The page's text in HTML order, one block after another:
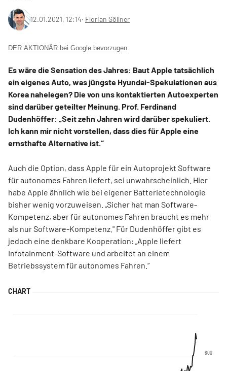
12.01.2021, 12:14‧ Florian Söllner
DER AKTIONÄR bei Google bevorzugen
Es wäre die Sensation des Jahres: Baut Apple tatsächlich
ein eigenes Auto, was jüngste Hyundai-Spekulationen aus
Korea nahelegen? Die von uns kontaktierten Autoexperten
sind darüber geteilter Meinung. Prof. Ferdinand
Dudenhöffer: „Seit zehn Jahren wird darüber spekuliert.
Ich kann mir nicht vorstellen, dass dies für Apple eine
ernsthafte Alternative ist.“
Auch die Option, dass Apple für ein Autoprojekt Software
für autonomes Fahren liefert, sei unwahrscheinlich. Hier
habe Apple ähnlich wie bei eigener Batterietechnologie
bisher wenig vorzuweisen. „Sicher hat man Software-
Kompetenz, aber für autonomes Fahren braucht es mehr
als nur Software-Kompetenz." Für Dudenhöffer gibt es
jedoch eine denkbare Kooperation: „Apple liefert
Infotainment-Software und arbeitet an einem
Betriebssystem für autonomes Fahren.“
600